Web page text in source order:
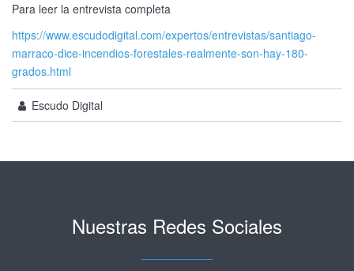
Para leer la entrevista completa
https://www.escudodigital.com/expertos/entrevistas/santiago-
marraco-dice-incendios-forestales-realmente-son-hay-180-
grados.html
Escudo Digital
Nuestras Redes Sociales